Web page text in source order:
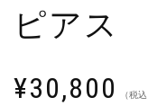
ピアス
¥30,800 （税込